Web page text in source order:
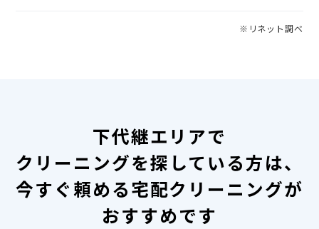
※リネット調べ
下代継エリアで
クリーニングを探している方は、
今すぐ頼める宅配クリーニングが
おすすめです